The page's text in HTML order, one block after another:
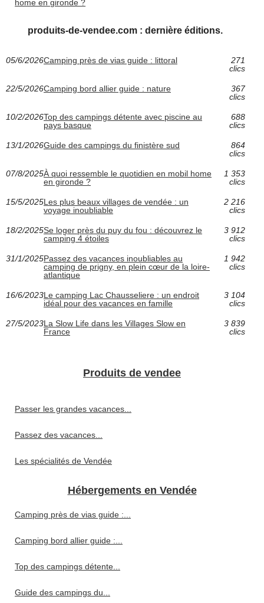
home en gironde ?
produits-de-vendee.com : dernière éditions.
05/6/2026Camping près de vias guide : littoral
271
clics
22/5/2026Camping bord allier guide : nature
367
clics
10/2/2026Top des campings détente avec piscine au
pays basque
688
clics
13/1/2026Guide des campings du finistère sud
864
clics
07/8/2025À quoi ressemble le quotidien en mobil home
en gironde ?
1 353
clics
15/5/2025Les plus beaux villages de vendée : un
voyage inoubliable
2 216
clics
18/2/2025Se loger près du puy du fou : découvrez le
camping 4 étoiles
3 912
clics
31/1/2025Passez des vacances inoubliables au
camping de prigny, en plein cœur de la loire-
atlantique
1 942
clics
16/6/2023Le camping Lac Chausseliere : un endroit
idéal pour des vacances en famille
3 104
clics
27/5/2023La Slow Life dans les Villages Slow en
France
3 839
clics
Produits de vendee
Passer les grandes vacances...
Passez des vacances...
Les spécialités de Vendée
Hébergements en Vendée
Camping près de vias guide :...
Camping bord allier guide :...
Top des campings détente...
Guide des campings du...